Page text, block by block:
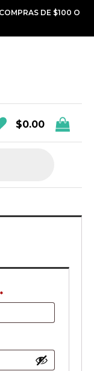
DE $100 O
$0.00
*Obligatorio